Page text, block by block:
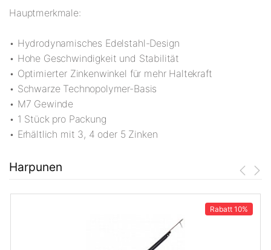
Hauptmerkmale:
• Hydrodynamisches Edelstahl-Design
• Hohe Geschwindigkeit und Stabilität
• Optimierter Zinkenwinkel für mehr Haltekraft
• Schwarze Technopolymer-Basis
• M7 Gewinde
• 1 Stück pro Packung
• Erhältlich mit 3, 4 oder 5 Zinken
Harpunen
Rabatt 10%